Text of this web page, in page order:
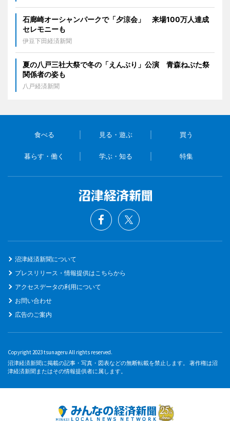
石廊崎オーシャンパークで「夕涼会」 来場100万人達成
セレモニーも
伊豆下田経済新聞
夏の八戸三社大祭で冬の「えんぶり」公演 青森ねぶた祭
関係者の姿も
八戸経済新聞
食べる 見る・遊ぶ 買う
暮らす・働く 学ぶ・知る 特集
沼津経済新聞について
プレスリリース・情報提供はこちらから
アクセスデータの利用について
お問い合わせ
広告のご案内
Copyright 2023 tsunageru All rights reserved.
沼津経済新聞に掲載の記事・写真・図表などの無断転載を禁止します。 著作権は沼
津経済新聞またはその情報提供者に属します。